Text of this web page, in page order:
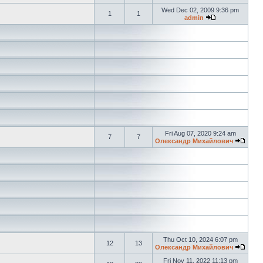
1 1
Wed Dec 02, 2009 9:36 pm
admin
7 7
Fri Aug 07, 2020 9:24 am
Олександр Михайлович
12 13
Thu Oct 10, 2024 6:07 pm
Олександр Михайлович
Fri Nov 11, 2022 11:13 pm